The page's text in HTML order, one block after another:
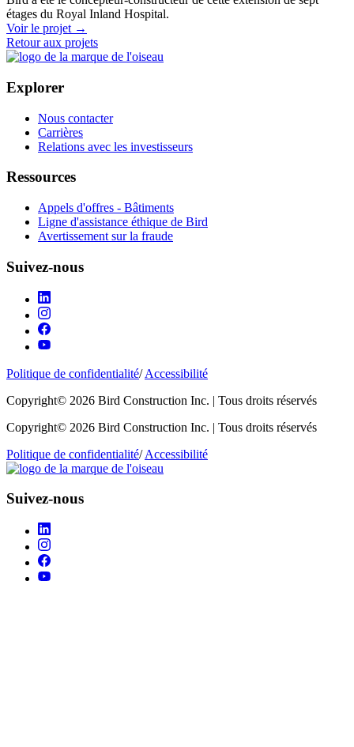
étages du Royal Inland Hospital.
Voir le projet →
Retour aux projets
Explorer
Nous contacter
Carrières
Relations avec les investisseurs
Ressources
Appels d'offres - Bâtiments
Ligne d'assistance éthique de Bird
Avertissement sur la fraude
Suivez-nous
Politique de confidentialité/Accessibilité
Copyright© 2026 Bird Construction Inc. | Tous droits réservés
Copyright© 2026 Bird Construction Inc. | Tous droits réservés
Politique de confidentialité/Accessibilité
Suivez-nous